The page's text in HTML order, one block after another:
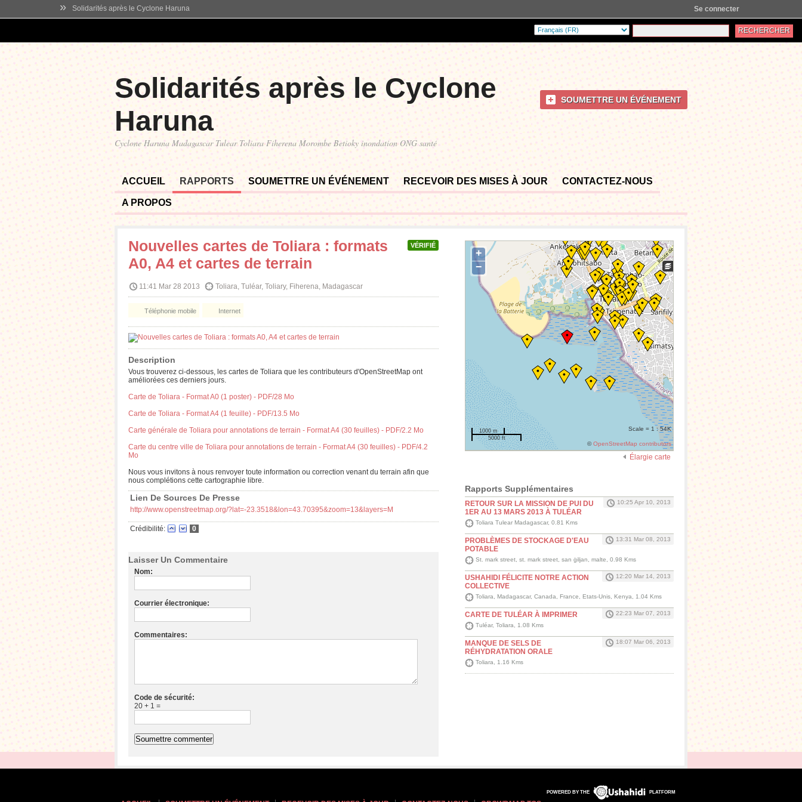
» Solidarités après le Cyclone Haruna Se connecter
Solidarités après le Cyclone
Haruna
Cyclone Haruna Madagascar Tulear Toliara Fiherena Morombe Betioky inondation ONG santé
SOUMETTRE UN ÉVÉNEMENT
ACCUEIL RAPPORTS SOUMETTRE UN ÉVÉNEMENT RECEVOIR DES MISES À JOUR CONTACTEZ-NOUS
A PROPOS
VÉRIFIÉ
Nouvelles cartes de Toliara : formats
A0, A4 et cartes de terrain
11:41 Mar 28 2013 Toliara, Tuléar, Toliary, Fiherena, Madagascar
Téléphonie mobile Internet
Description
Vous trouverez ci-dessous, les cartes de Toliara que les contributeurs d'OpenStreetMap ont
améliorées ces derniers jours.
Carte de Toliara - Format A0 (1 poster) - PDF/28 Mo
Carte de Toliara - Format A4 (1 feuille) - PDF/13.5 Mo
Carte générale de Toliara pour annotations de terrain - Format A4 (30 feuilles) - PDF/2.2 Mo
Carte du centre ville de Toliara pour annotations de terrain - Format A4 (30 feuilles) - PDF/4.2
Mo
Nous vous invitons à nous renvoyer toute information ou correction venant du terrain afin que
nous complétions cette cartographie libre.
Lien De Sources De Presse
http://www.openstreetmap.org/?lat=-23.3518&lon=43.70395&zoom=13&layers=M
Crédibilité: 0
Laisser Un Commentaire
Nom:
Courrier électronique:
Commentaires:
Code de sécurité:
20 + 1 =
+
−
1000 m
5000 ft
Scale = 1 : 54K
©OpenStreetMap contributors
Élargie carte
Rapports Supplémentaires
RETOUR SUR LA MISSION DE PUI DU
1ER AU 13 MARS 2013 À TULÉAR
10:25 Apr 10, 2013
Toliara Tulear Madagascar, 0.81 Kms
PROBLÈMES DE STOCKAGE D'EAU
POTABLE
13:31 Mar 08, 2013
St. mark street, st. mark street, san ġiljan, malte, 0.98 Kms
USHAHIDI FÉLICITE NOTRE ACTION
COLLECTIVE
12:20 Mar 14, 2013
Toliara, Madagascar, Canada, France, Etats-Unis, Kenya, 1.04 Kms
CARTE DE TULÉAR À IMPRIMER
22:23 Mar 07, 2013
Tuléar, Toliara, 1.08 Kms
MANQUE DE SELS DE
RÉHYDRATATION ORALE
18:07 Mar 06, 2013
Toliara, 1.16 Kms
POWERED BY THE PLATFORM